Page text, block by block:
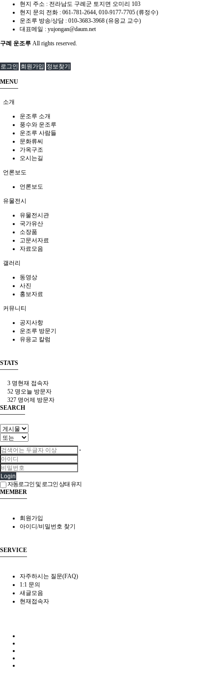
현지 주소 : 전라남도 구례군 토지면 오미리 103
현지 문의 전화 : 061-781-2644, 010-9177-7705 (류정수)
운조루 방송/상담 : 010-3683-3968 (유응교 교수)
대표메일 : yujongan@daum.net
구례 운조루 All rights reserved.
로그인 회원가입 정보찾기
MENU
소개
운조루 소개
풍수와 운조루
운조루 사람들
문화류씨
가옥구조
오시는길
언론보도
언론보도
유물전시
유물전시관
국가유산
소장품
고문서자료
자료모음
갤러리
동영상
사진
홍보자료
커뮤니티
공지사항
운조루 방문기
유응교 칼럼
STATS
3 명현재 접속자
52 명 오늘 방문자
327 명어제 방문자
SEARCH
Login
자동로그인 및 로그인 상태 유지
MEMBER
회원가입
아이디/비밀번호 찾기
SERVICE
자주하시는 질문(FAQ)
1:1 문의
새글모음
현재접속자